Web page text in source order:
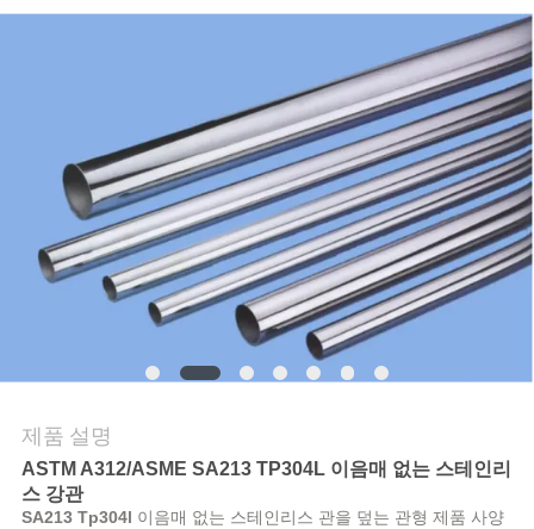
리
인
용
문
제품 설명
ASTM A312/ASME SA213 TP304L 이음매 없는 스테인리
스 강관
SA213 Tp304l 이음매 없는 스테인리스 관을 덮는 관형 제품 사양